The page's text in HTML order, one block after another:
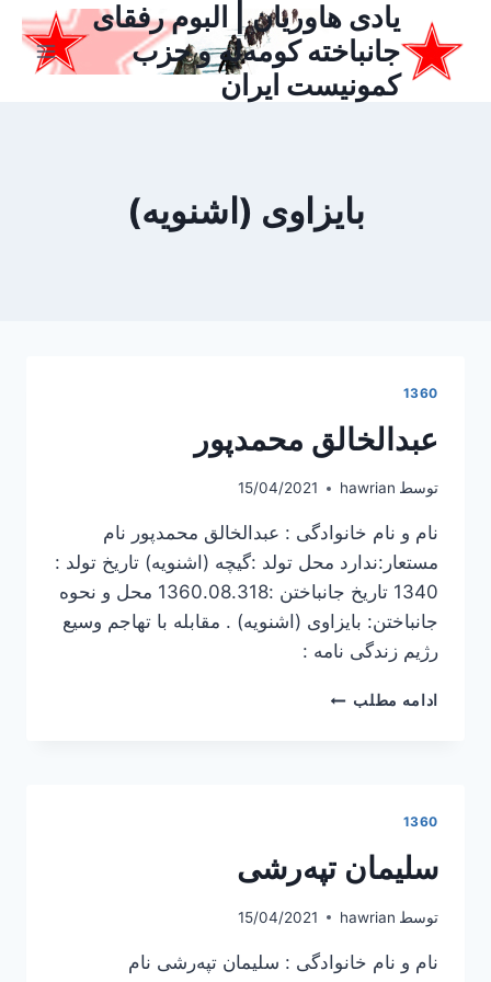
محتوا
یادی هاوریان | البوم رفقای
جانباخته کومه‌له و حزب
کمونیست ایران
بایزاوی (اشنویه)
1360
عبدالخالق محمدپور
توسط hawrian
15/04/2021
نام و نام خانوادگی : عبدالخالق محمدپور نام
مستعار:ندارد محل تولد :گیچه (اشنویه) تاریخ تولد :
1340 تاریخ جانباختن :1360.08.318 محل و نحوه
جانباختن: بایزاوی (اشنویه) . مقابله با تهاجم وسیع
رژیم زندگی نامه :
ادامه مطلب عبدالخالق
1360
سلیمان تپه‌رشی
توسط hawrian
15/04/2021
نام و نام خانوادگی : سلیمان تپه‌رشی نام